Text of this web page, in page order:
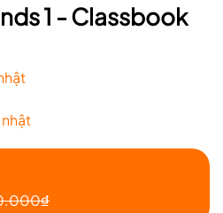
1 - Classbook